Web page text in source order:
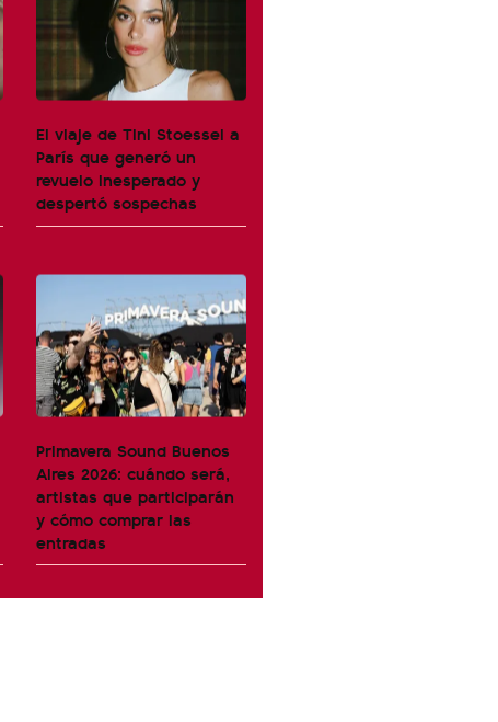
El viaje de Tini Stoessel a
París que generó un
revuelo inesperado y
despertó sospechas
Primavera Sound Buenos
Aires 2026: cuándo será,
artistas que participarán
y cómo comprar las
entradas